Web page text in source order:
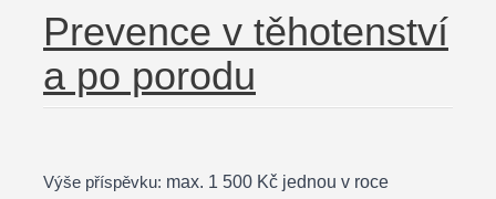
Prevence v těhotenství
a po porodu
Výše příspěvku: max. 1 500 Kč jednou v roce